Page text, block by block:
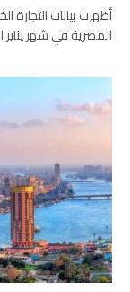
أظهرت بيانات التجارة
المصرية في شهر